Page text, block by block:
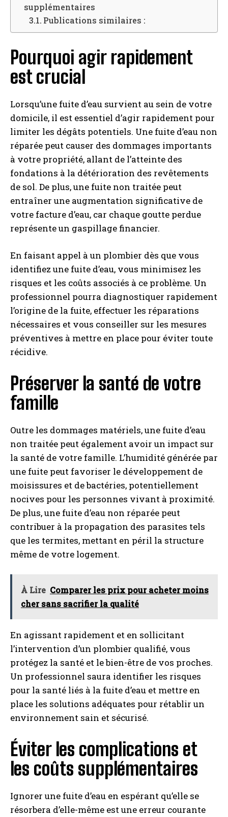
supplémentaires
Publications similaires :
Pourquoi agir rapidement
est crucial
Lorsqu’une fuite d’eau survient au sein de votre
domicile, il est essentiel d’agir rapidement pour
limiter les dégâts potentiels. Une fuite d’eau non
réparée peut causer des dommages importants
à votre propriété, allant de l’atteinte des
fondations à la détérioration des revêtements
de sol. De plus, une fuite non traitée peut
entraîner une augmentation significative de
votre facture d’eau, car chaque goutte perdue
représente un gaspillage financier.
En faisant appel à un plombier dès que vous
identifiez une fuite d’eau, vous minimisez les
risques et les coûts associés à ce problème. Un
professionnel pourra diagnostiquer rapidement
l’origine de la fuite, effectuer les réparations
nécessaires et vous conseiller sur les mesures
préventives à mettre en place pour éviter toute
récidive.
Préserver la santé de votre
famille
Outre les dommages matériels, une fuite d’eau
non traitée peut également avoir un impact sur
la santé de votre famille. L’humidité générée par
une fuite peut favoriser le développement de
moisissures et de bactéries, potentiellement
nocives pour les personnes vivant à proximité.
De plus, une fuite d’eau non réparée peut
contribuer à la propagation des parasites tels
que les termites, mettant en péril la structure
même de votre logement.
À Lire Comparer les prix pour acheter moins
cher sans sacrifier la qualité
En agissant rapidement et en sollicitant
l’intervention d’un plombier qualifié, vous
protégez la santé et le bien-être de vos proches.
Un professionnel saura identifier les risques
pour la santé liés à la fuite d’eau et mettre en
place les solutions adéquates pour rétablir un
environnement sain et sécurisé.
Éviter les complications et
les coûts supplémentaires
Ignorer une fuite d’eau en espérant qu’elle se
résorbera d’elle-même est une erreur courante